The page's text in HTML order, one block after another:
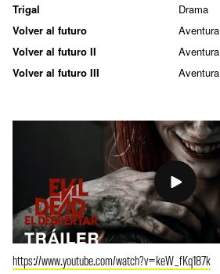
Trigal
Drama
Volver al futuro
Aventura
Volver al futuro II
Aventura
Volver al futuro III
Aventura
https://www.youtube.com/watch?v=keW_fKq187k